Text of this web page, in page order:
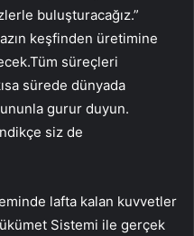
buluşturacağız.”
keşfinden üretimine
süreçleri
sürede dünyada
gurur duyun.
siz de
lafta kalan kuvvetler
Sistemi ile gerçek